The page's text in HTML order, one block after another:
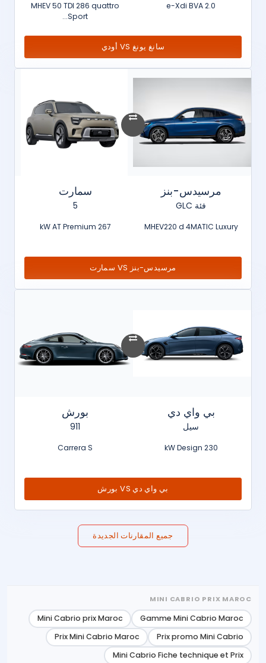
2.0 e-Xdi BVA
MHEV 50 TDI 286 quattro
Sport...
سانغ يونغ VS أودي
مرسيدس-بنز
فئة GLC
MHEV220 d 4MATIC Luxury
سمارت
5
267 kW AT Premium
مرسيدس-بنز VS سمارت
بي واي دي
سيل
230 kW Design
بورش
911
Carrera S
بي واي دي VS بورش
جميع المقارنات الجديدة
MINI CABRIO PRIX MAROC
Gamme Mini Cabrio Maroc
Mini Cabrio prix Maroc
Prix promo Mini Cabrio
Prix Mini Cabrio Maroc
Mini Cabrio Fiche technique et Prix